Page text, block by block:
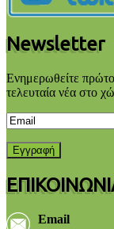
Newsletter
Ενημερωθείτε
τελευταία νέα στο
Email